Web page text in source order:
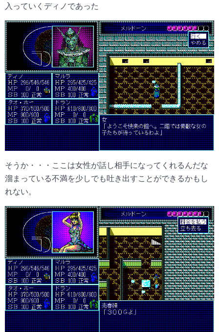
入っていくディノであった
そうか・・・ここは女性が話し相手になってくれるんだな
溜まっている不満を少しでも吐き出すことができるかもし
れない。